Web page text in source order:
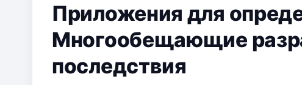
Приложения для
Многообещающие
последствия